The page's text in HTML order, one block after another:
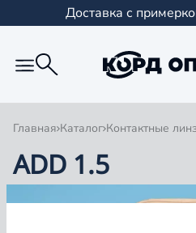
Доставка с
Главная Каталог Контактные
ADD 1.5